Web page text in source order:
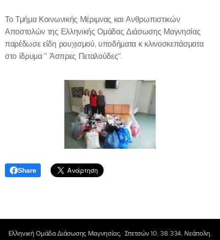
Το Τμήμα Κοινωνικής Μέριμνας και Ανθρωπιστικών
Αποστολών της Ελληνικής Ομάδας Διάσωσης Μαγνησίας
παρέδωσε είδη ρουχισμού, υποδήματα κ κλινοσκεπάσματα
στο ίδρυμα " Άσπρες Πεταλούδες".
Share
Ελληνική Ομάδα Διάσωσης Μαγνησίας, Σπετσών 10, 38 334, Νεάπολη,